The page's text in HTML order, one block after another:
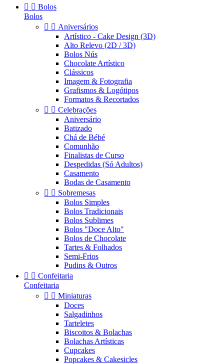
  Bolos
Bolos
  Aniversários
Artístico - Cake Design (3D)
Alto Relevo (2D / 3D)
Bolos Nús
Chocolate Artístico
Clássicos
Imagem & Fotografia
Grafismos & Logótipos
Formatos & Recortados
  Celebrações
Aniversário
Batizado
Chá de Bébé
Comunhão
Finalistas de Curso
Despedidas (Só Adultos)
Casamento
Bodas de Casamento
  Sobremesas
Bolos Simples
Bolos Tradicionais
Bolos Sublimes
Bolos "Doce Alto"
Bolos de Chocolate
Tartes & Folhados
Semi-Frios
Pudins & Outros
  Confeitaria
Confeitaria
  Miniaturas
Doces
Salgadinhos
Tarteletes
Biscoitos & Bolachas
Bolachas Artísticas
Cupcakes
Popcakes & Cakesicles